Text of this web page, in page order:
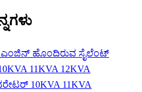
10KVA 11KVA